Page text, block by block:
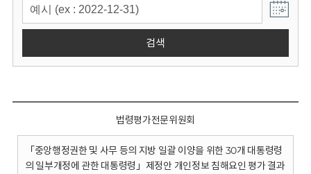
검색
법령평가전문위원회
「중앙행정권한 및 사무 등의 지방 일괄 이양을 위한 30개 대통령령
의 일부개정에 관한 대통령령」제정안 개인정보 침해요인 평가 결과